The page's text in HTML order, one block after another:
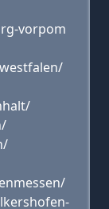
vorpom